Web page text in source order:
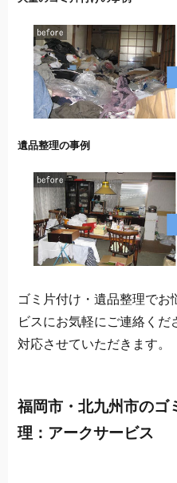
遺品整理の事例
ゴミ片付け・遺品整理でお
ビスにお気軽にご連絡くだ
対応させていただきます。
福岡市・北九州市のゴ
理：アークサービス